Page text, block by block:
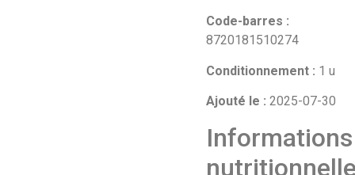
Code-barres :
8720181510274
Conditionnement : 1 u
Ajouté le : 2025-07-30
Informations